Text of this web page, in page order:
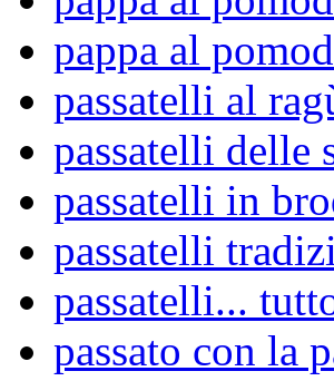
pappa al
passatelli al
passatelli delle
passatelli in
passatelli
passatelli...
passato con la